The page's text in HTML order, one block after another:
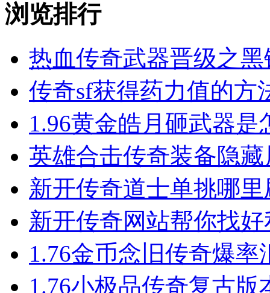
浏览排行
热血传奇武器晋级之
传奇sf获得药力值的方
1.96黄金皓月砸武器
英雄合击​传奇装备隐
新开传奇道士单挑哪
新开传奇网站帮你找
1.76金币念旧传奇爆率
1.76小极品传奇复古